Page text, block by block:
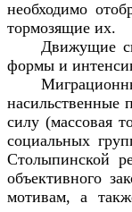
необходимо
тормозящие их.
Движущие
формы и
насильственные
силу (массовая
социальных
Столыпинской
объективного
мотивам, а